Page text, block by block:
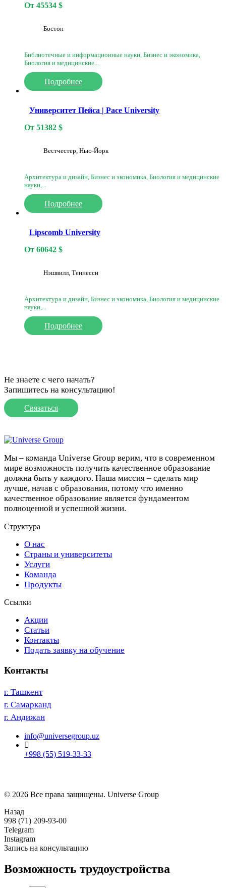
От 45534 $
Бостон
Библиотечные и информационные науки, Бизнес и экономика,
Биология и медицинские...
Подробнее
Университет Пейса | Pace University
От 51382 $
Вестчестер, Нью-Йорк
Архитектура и дизайн, Бизнес и экономика, Биология и медицинские
науки,...
Подробнее
Lipscomb University
От 60642 $
Нэшвилл, Теннесси
Архитектура и дизайн, Бизнес и экономика, Биология и медицинские
науки,...
Подробнее
Не знаете с чего начать?
Запишитесь на консультацию!
Связаться
Мы – команда Universe Group верим, что в современном
мире возможность получить качественное образование
должна быть у каждого. Наша миссия – сделать мир
лучше, начав с образования, потому что именно
качественное образование является фундаментом
полноценной и успешной жизни.
Структура
О нас
Страны и университеты
Услуги
Команда
Продукты
Ссылки
Акции
Статьи
Контакты
Подать заявку на обучение
Контакты
г. Ташкент
г. Самарканд
г. Андижан
info@universegroup.uz
+998 (55) 519-33-33
© 2026 Все права защищены. Universe Group
Назад
998 (71) 209-93-00
Telegram
Instagram
Запись на консультацию
Возможность трудоустройства